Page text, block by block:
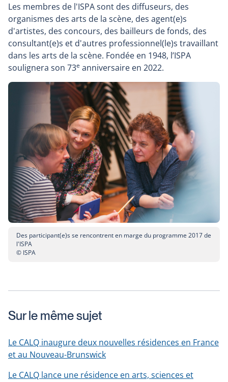
Les membres de l'ISPA sont des diffuseurs, des
organismes des arts de la scène, des agent(e)s
d'artistes, des concours, des bailleurs de fonds, des
consultant(e)s et d'autres professionnel(le)s travaillant
dans les arts de la scène. Fondée en 1948, l’ISPA
soulignera son 73e anniversaire en 2022.
Des participant(e)s se rencontrent en marge du programme 2017 de
l'ISPA
© ISPA
Sur le même sujet
Le CALQ inaugure deux nouvelles résidences en France
et au Nouveau-Brunswick
Le CALQ lance une résidence en arts, sciences et